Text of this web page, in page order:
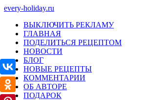
every-holiday.ru
ВЫКЛЮЧИТЬ РЕКЛАМУ
ГЛАВНАЯ
ПОДЕЛИТЬСЯ РЕЦЕПТОМ
НОВОСТИ
БЛОГ
НОВЫЕ РЕЦЕПТЫ
КОММЕНТАРИИ
ОБ АВТОРЕ
ПОДАРОК